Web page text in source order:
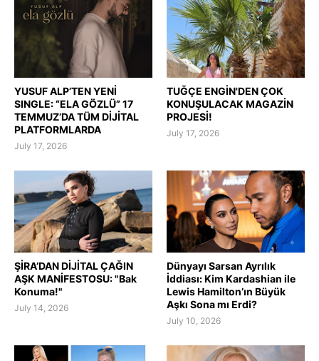
YUSUF ALP’TEN YENİ
SINGLE: “ELA GÖZLÜ” 17
TEMMUZ’DA TÜM DİJİTAL
PLATFORMLARDA
July 17, 2026
TUĞÇE ENGİN'DEN ÇOK
KONUŞULACAK MAGAZİN
PROJESİ!
July 17, 2026
ŞİRA’DAN DİJİTAL ÇAĞIN
AŞK MANİFESTOSU: "Bak
Konuma!"
July 14, 2026
Dünyayı Sarsan Ayrılık
İddiası: Kim Kardashian ile
Lewis Hamilton’ın Büyük
Aşkı Sona mı Erdi?
July 10, 2026